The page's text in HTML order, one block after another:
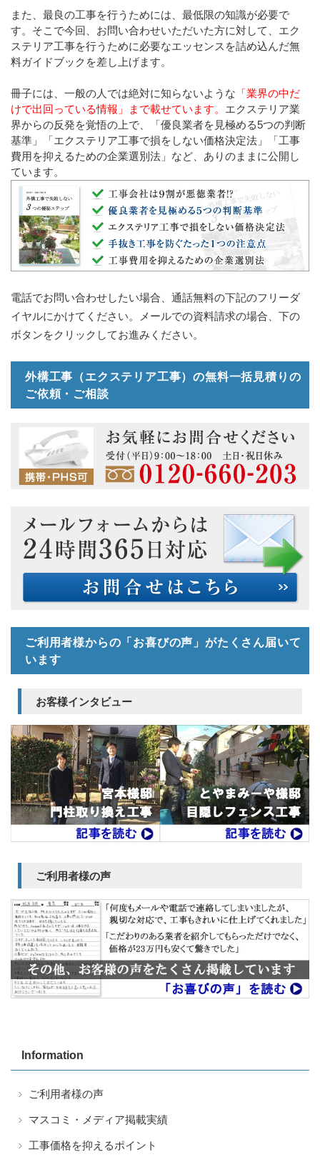
また、最良の工事を行うためには、最低限の知識が必要で
す。そこで今回、お問い合わせいただいた方に対して、エク
ステリア工事を行うために必要なエッセンスを詰め込んだ無
料ガイドブックを差し上げます。
冊子には、一般の人では絶対に知らないような 「業界の中だ
けで出回っている情報」まで載せています。 エクステリア業
界からの反発を覚悟の上で、「優良業者を見極める5つの判断
基準」「エクステリア工事で損をしない価格決定法」「工事
費用を抑えるための企業選別法」など、ありのままに公開し
ています。
電話でお問い合わせしたい場合、通話無料の下記のフリーダ
イヤルにかけてください。メールでの資料請求の場合、下の
ボタンをクリックしてお進みください。
外構工事（エクステリア工事）の無料一括見積りの
ご依頼・ご相談
ご利用者様からの「お喜びの声」がたくさん届いて
います
お客様インタビュー
ご利用者様の声
Information
ご利用者様の声
マスコミ・メディア掲載実績
工事価格を抑えるポイント